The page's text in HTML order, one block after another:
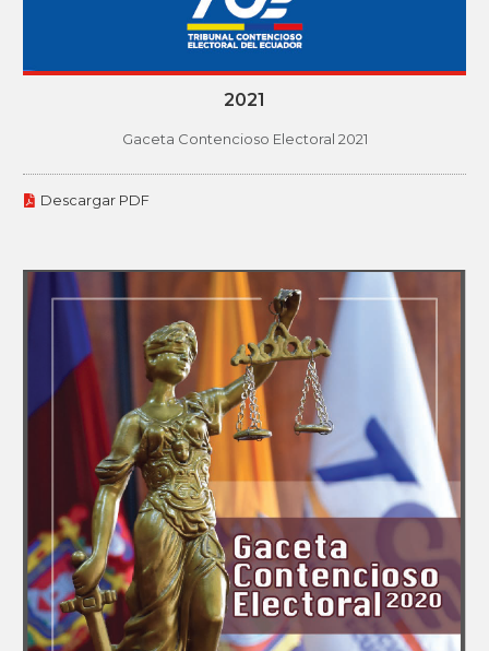
2021
Gaceta Contencioso Electoral 2021
Descargar PDF